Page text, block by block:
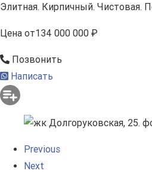
Элитная. Кирпичный. Чистовая.
Цена от134 000 000 ₽
Позвонить
Написать
Previous
Next